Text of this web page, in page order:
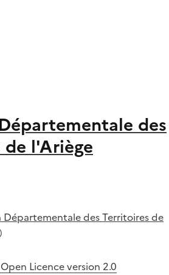
des
l'Ariège
des Territoires de
Licence version 2.0